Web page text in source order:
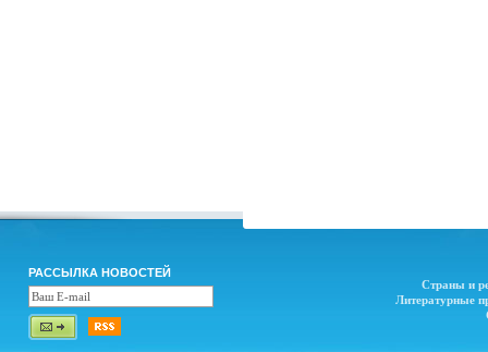
РАССЫЛКА НОВОСТЕЙ
Страны и
Литературные